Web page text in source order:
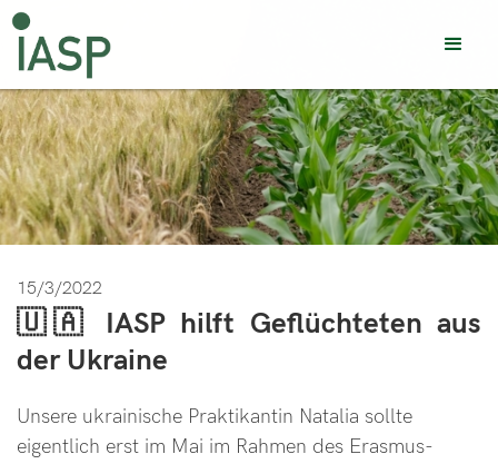
15/3/2022
🇺🇦 IASP hilft Geflüchteten aus
der Ukraine
Unsere ukrainische Praktikantin Natalia sollte
eigentlich erst im Mai im Rahmen des Erasmus-